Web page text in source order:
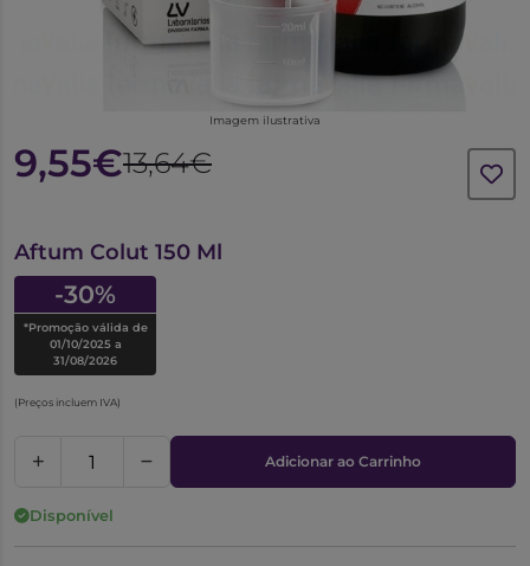
Imagem ilustrativa
9,55€13,64€
Aftum Colut 150 Ml
-30%
*Promoção válida de
01/10/2025 a
31/08/2026
(Preços incluem IVA)
Adicionar ao Carrinho
Disponível